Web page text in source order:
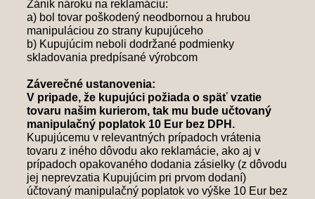
Zánik nároku na reklamáciu:
a) bol tovar poškodený neodbornou a hrubou
manipuláciou zo strany kupujúceho
b) Kupujúcim neboli dodržané podmienky
skladovania predpísané výrobcom
Záverečné ustanovenia:
V pripade, že kupujúci požiada o späť vzatie
tovaru našim kurierom, tak mu bude učtovaný
manipulačný poplatok 10 Eur bez DPH.
Kupujúcemu v relevantných prípadoch vrátenia
tovaru z iného dôvodu ako reklamácie, ako aj v
prípadoch opakovaného dodania zásielky (z dôvodu
jej neprevzatia Kupujúcim pri prvom dodaní)
účtovaný manipulačný poplatok vo výške 10 Eur bez